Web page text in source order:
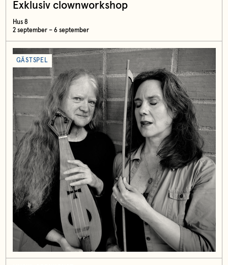
Exklusiv clownworkshop
Hus 8
2 september – 6 september
GÄSTSPEL